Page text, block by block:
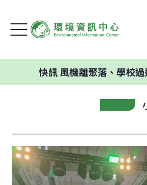
風機離聚落、學校過近 彰化